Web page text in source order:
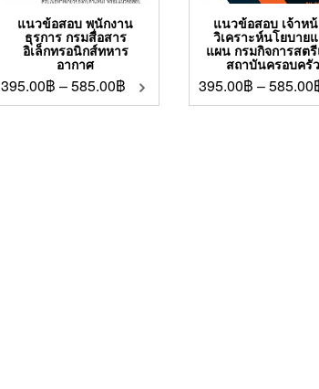
แนวข้อสอบ พนักงาน
ธุรการ กรมสื่อสาร
อิเล็กทรอนิกส์ทหาร
อากาศ
395.00฿ –585.00฿
แนวข้อสอบ เจ้าห
วิเคราะห์นโยบาย
แผน กรมกิจการสต
สถาบันครอบครั
395.00฿ –585.00